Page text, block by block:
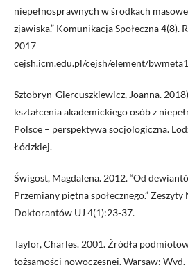
niepełnosprawnych w środkach
zjawiska.” Komunikacja Społeczna 4(8).
2017
cejsh.icm.edu.pl/cejsh/element/
Sztobryn-Giercuszkiewicz, Joanna.
kształcenia akademickiego osób z
Polsce – perspektywa socjologiczna.
Łódzkiej.
Świgost, Magdalena. 2012. “Od
Przemiany piętna społecznego.”
Doktorantów UJ 4(1):23-37.
Taylor, Charles. 2001. Źródła
tożsamości nowoczesnej. Warsaw: